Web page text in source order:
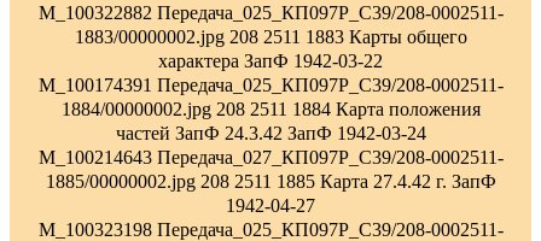
M_100322882 Передача_025_КП097Р_С39/208-0002511-
1883/00000002.jpg 208 2511 1883 Карты общего
характера ЗапФ 1942-03-22
M_100174391 Передача_025_КП097Р_С39/208-0002511-
1884/00000002.jpg 208 2511 1884 Карта положения
частей ЗапФ 24.3.42 ЗапФ 1942-03-24
M_100214643 Передача_027_КП097Р_С39/208-0002511-
1885/00000002.jpg 208 2511 1885 Карта 27.4.42 г. ЗапФ
1942-04-27
M_100323198 Передача_025_КП097Р_С39/208-0002511-